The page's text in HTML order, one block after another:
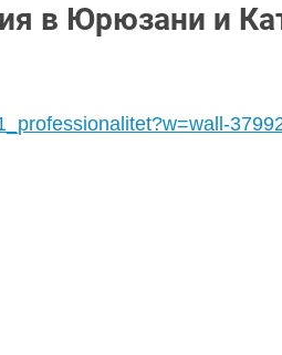
в Юрюзани и